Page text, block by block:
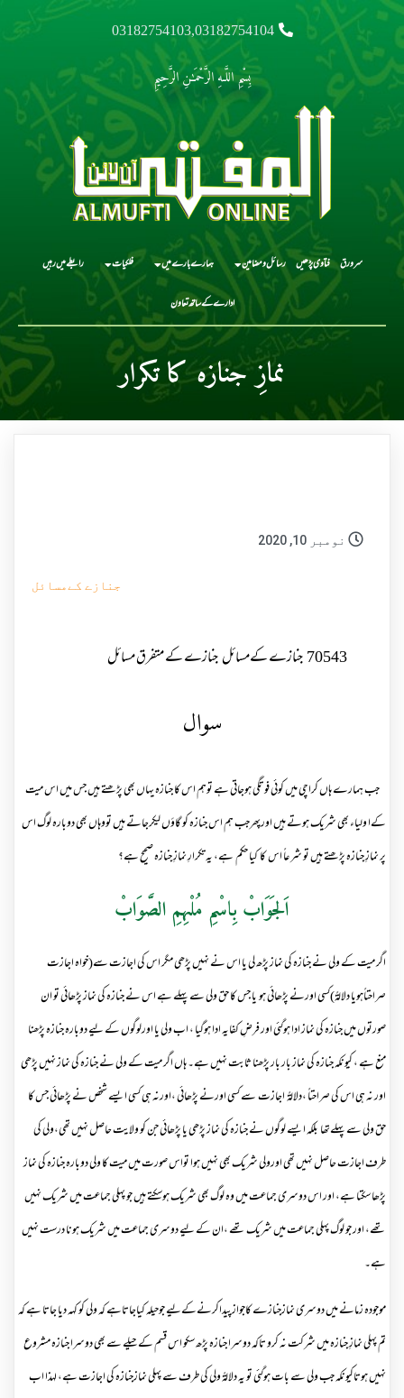
03182754103,03182754104
بِسْمِ اللَّـهِ الرَّحْمَـٰنِ الرَّحِيمِ
سرورق فتاوی پڑھیں رسائل و مضامین ہمارے بارے میں فلکیات رابطے میں رہیں
ادارے کے ساتھ تعاون
نمازِ جنازہ کا تکرار
نومبر 10, 2020
جنازے کےمسائل
70543جنازے کےمسائلجنازے کے متفرق مسائل
سوال
جب ہمارے ہاں کراچی میں کوئی فوتگی ہوجاتی ہے توہم اس کا جنازہ یہاں بھی پڑھتے ہیں جس میں اس میت
کےا ولیاء بھی شریک ہوتے ہیں اورپھرجب ہم اس جنازہ کو گاؤں لیکرجاتے ہیں تووہاں بھی دوبارہ لوگ اس
پر نمازِ جنازہ پڑھتے ہیں تو شرعاً اس کا کیا حکم ہے، یہ تکرارِ نمازِ جنازہ صحیح ہے؟
اَلجَوَابْ بِاسْمِ مُلْہِمِ الصَّوَابْ
اگر میت کے ولی نے جنازہ کی نماز پڑھ لی یا اس نے نہیں پڑھی مگر اس کی اجازت سے(خواہ اجازت
صراحتاًہویا دلالةً)کسی اورنے پڑھائی ہو یا جس کا حق ولی سے پہلے ہے اس نے جنازہ کی نماز پڑھائی تو ان
صورتوں میں جنازہ کی نماز ادا ہوگئی اور فرضِ کفایہ ادا ہوگیا ، اب ولی یا اورلوگوں کے لیے دوبارہ جنازہ پڑھنا
منع ہے ، کیونکہ جنازہ کی نماز بار بار پڑھنا ثابت نہیں ہے۔ ہاں اگر میت کے ولی نے جنازہ کی نماز نہیں پڑھی
اور نہ ہی اس کی صراحتاً ،دلالةً اجازت سے کسی اورنے پڑھائی ،اورنہ ہی کسی ایسے شخص نے پڑھائی جس کا
حق ولی سے پہلےتھا بلکہ ایسے لوگوں نے جنازہ کی نماز پڑھی یا پڑھائی جن کو ولایت حاصل نہیں تھی،ولی کی
طرف اجازت حاصل نہیں تھی اورولی شریک بھی نہیں ہوا تواس صورت میں میت کا ولی دوبارہ جنازہ کی نماز
پڑھا سکتا ہے، اور اس دوسری جماعت میں وہ لوگ بھی شریک ہوسکتے ہیں جو پہلی جماعت میں شریک نہیں
تھے، اور جو لوگ پہلی جماعت میں شریک تھے ،ان کے لیے دوسری جماعت میں شریک ہونا درست نہیں
ہے۔
موجودہ زمانے میں دوسری نمازجنازے کاجوازپیداکرنےکےلیے جوحیلہ کیاجاتاہے کہ ولی کو کہہ دیا جاتا ہے کہ
تم پہلی نمازِ جنازہ میں شرکت نہ کرو تاکہ دوسرا جنازہ پڑھ سکو اس قسم کے حیلے سے بھی دوسرا جنازہ مشروع
نہیں ہوتاکیونکہ جب ولی سے بات ہوگئی تو یہ دلالةً ولی کی طرف سے پہلی نمازجنازہ کی اجازت ہے، لہذا اب